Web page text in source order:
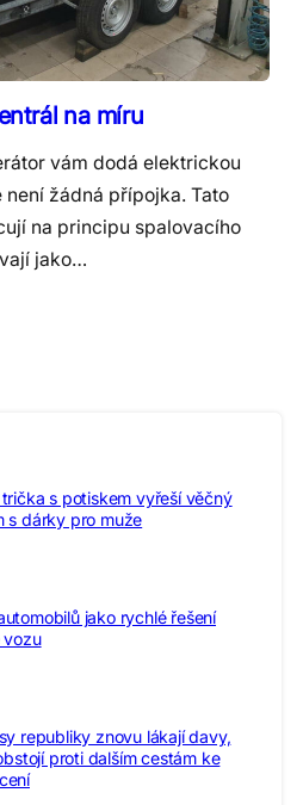
na míru
vám dodá elektrickou
žádná přípojka. Tato
na principu spalovacího
jako…
trička s potiskem vyřeší věčný
s dárky pro muže
jako rychlé řešení
vozu
republiky znovu lákají davy,
proti dalším cestám ke